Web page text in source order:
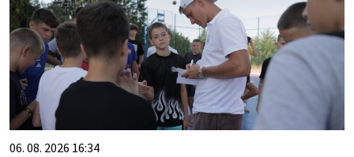
06. 08. 2026 16:34